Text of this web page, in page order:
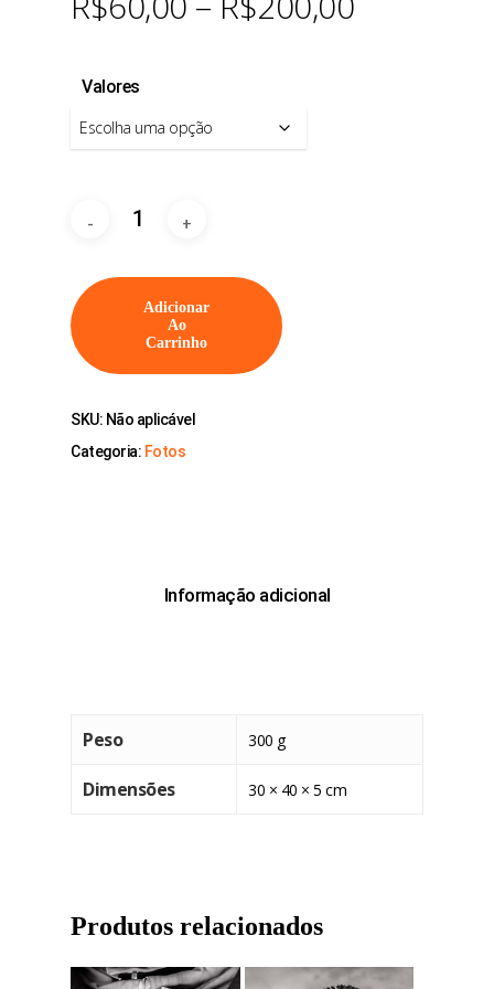
Valores
Adicionar
Ao
Carrinho
SKU: Não aplicável
Categoria: Fotos
Informação adicional
Peso 300 g
Dimensões 30 × 40 × 5 cm
Produtos relacionados